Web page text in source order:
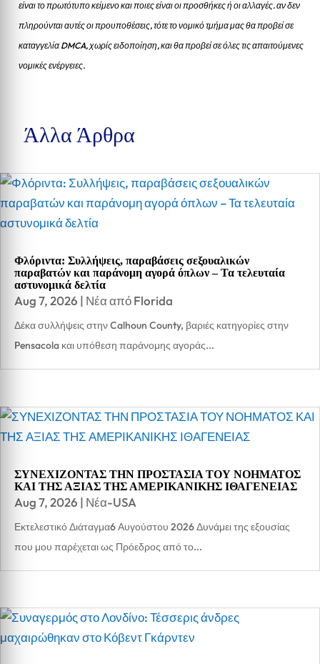
είναι το πρωτότυπο κείμενο και ποιες είναι οι προσθήκες ή οι αλλαγές. αν δεν
πληρούνται αυτές οι προυποθέσεις, τότε το νομικό τμήμα μας θα προβεί σε
καταγγελία DMCA, χωρίς ειδοποίηση, και θα προβεί σε όλες τις απαιτούμενες
νομικές ενέργειες.
Άλλα Άρθρα
Φλόριντα: Συλλήψεις, παραβάσεις σεξουαλικών
παραβατών και παράνομη αγορά όπλων – Τα τελευταία
αστυνομικά δελτία
Aug 7, 2026 | Νέα από Florida
Δέκα συλλήψεις στην Calhoun County, βαριές κατηγορίες στην
Pensacola και υπόθεση παράνομης αγοράς...
ΣΥΝΕΧΙΖΟΝΤΑΣ ΤΗΝ ΠΡΟΣΤΑΣΙΑ ΤΟΥ ΝΟΗΜΑΤΟΣ
ΚΑΙ ΤΗΣ ΑΞΙΑΣ ΤΗΣ ΑΜΕΡΙΚΑΝΙΚΗΣ ΙΘΑΓΕΝΕΙΑΣ
Aug 7, 2026 | Νέα-USA
Εκτελεστικό Διάταγμα6 Αυγούστου 2026 Δυνάμει της εξουσίας
που μου παρέχεται ως Πρόεδρος από το...